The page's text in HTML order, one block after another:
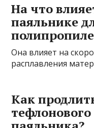
На что
паяльнике
Она влияет на
расплавления
Как